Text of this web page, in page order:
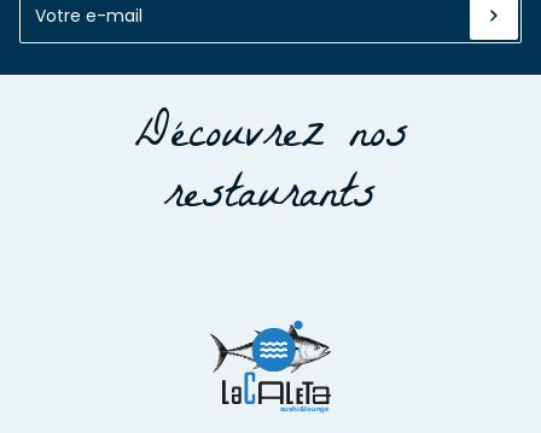
Découvrez nos
restaurants